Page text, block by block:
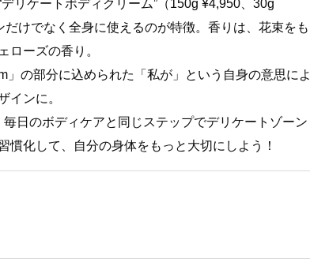
リケートボディクリーム”（150g ¥4,950、30g
けでなく全身に使えるのが特徴。香りは、花束をも
ローズの香り。
」の部分に込められた「私が」という自身の意思によ
インに。
日のボディケアと同じステップでデリケートゾーン
化して、自分の身体をもっと大切にしよう！